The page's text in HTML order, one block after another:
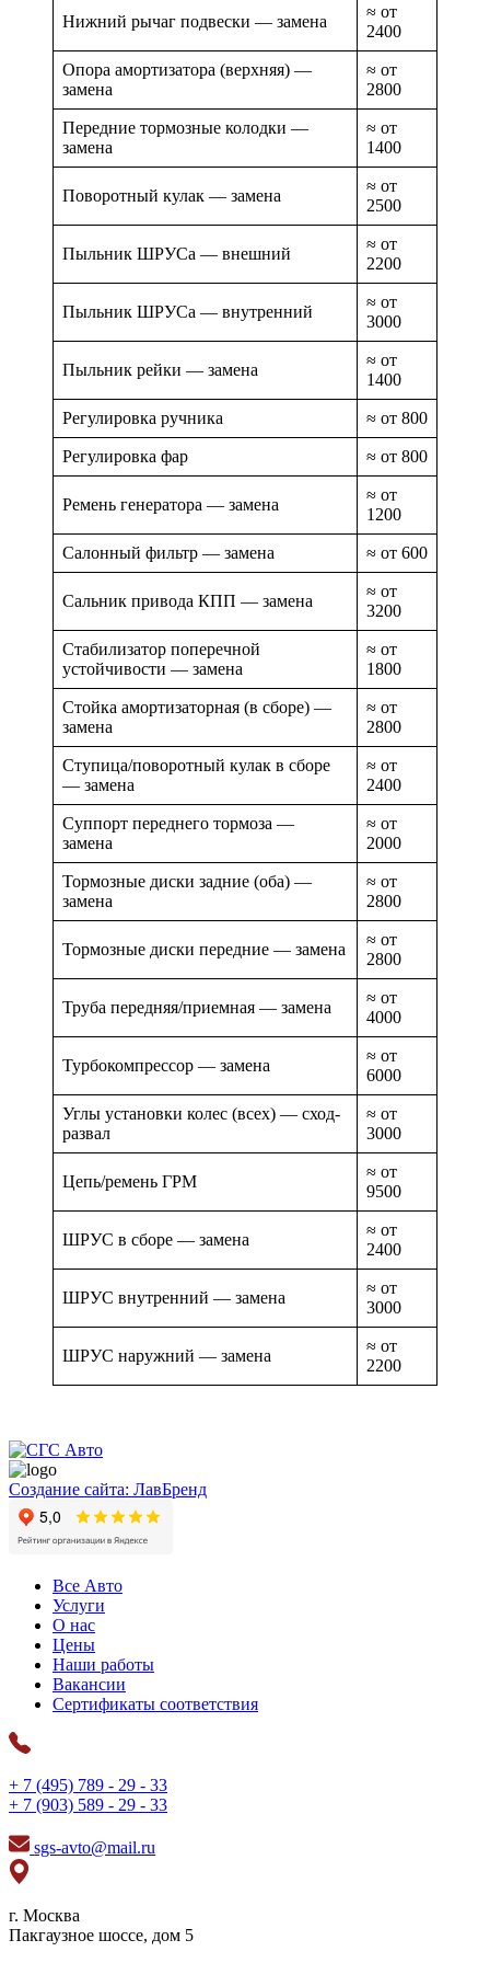
Нижний рычаг подвески — замена
≈ от
2400
Опора амортизатора (верхняя) —
замена
≈ от
2800
Передние тормозные колодки —
замена
≈ от
1400
Поворотный кулак — замена
≈ от
2500
Пыльник ШРУСа — внешний
≈ от
2200
Пыльник ШРУСа — внутренний
≈ от
3000
Пыльник рейки — замена
≈ от
1400
Регулировка ручника ≈ от 800
Регулировка фар ≈ от 800
Ремень генератора — замена
≈ от
1200
Салонный фильтр — замена ≈ от 600
Сальник привода КПП — замена
≈ от
3200
Стабилизатор поперечной
устойчивости — замена
≈ от
1800
Стойка амортизаторная (в сборе) —
замена
≈ от
2800
Ступица/поворотный кулак в сборе
— замена
≈ от
2400
Суппорт переднего тормоза —
замена
≈ от
2000
Тормозные диски задние (оба) —
замена
≈ от
2800
Тормозные диски передние — замена
≈ от
2800
Труба передняя/приемная — замена
≈ от
4000
Турбокомпрессор — замена
≈ от
6000
Углы установки колес (всех) — сход-
развал
≈ от
3000
Цепь/ремень ГРМ
≈ от
9500
ШРУС в сборе — замена
≈ от
2400
ШРУС внутренний — замена
≈ от
3000
ШРУС наружний — замена
≈ от
2200
Создание сайта: ЛавБренд
Все Авто
Услуги
О нас
Цены
Наши работы
Вакансии
Сертификаты соответствия
+ 7 (495) 789 - 29 - 33
+ 7 (903) 589 - 29 - 33
sgs-avto@mail.ru
г. Москва
Пакгаузное шоссе, дом 5